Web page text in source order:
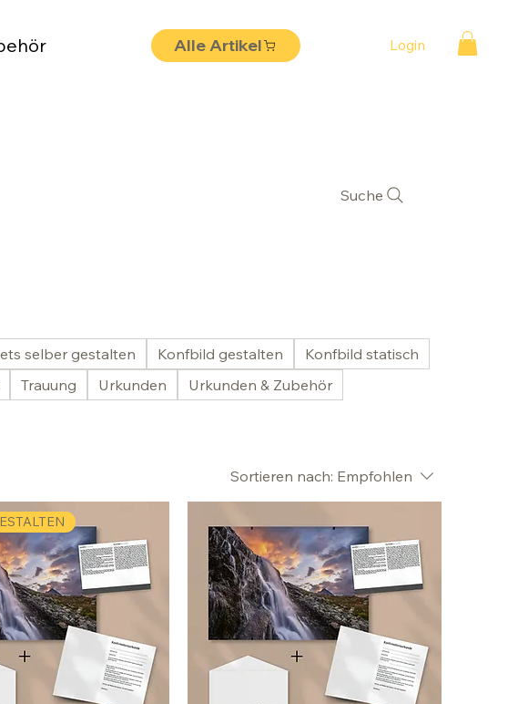
Alle Artikel Login
selber gestalten Konfbild gestalten
Konfbild statisch
Trauung Urkunden Urkunden & Zubehör
Sortieren nach: Empfohlen
Suche